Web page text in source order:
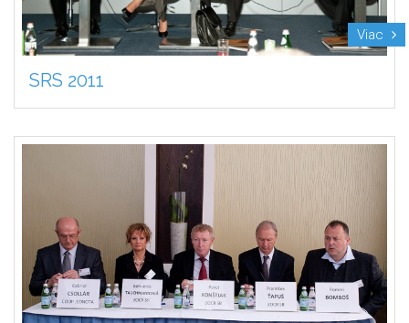
Viac
SRS 2011